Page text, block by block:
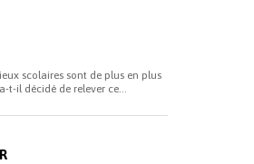
scolaires sont de plus en plus
t-il décidé de relever ce...